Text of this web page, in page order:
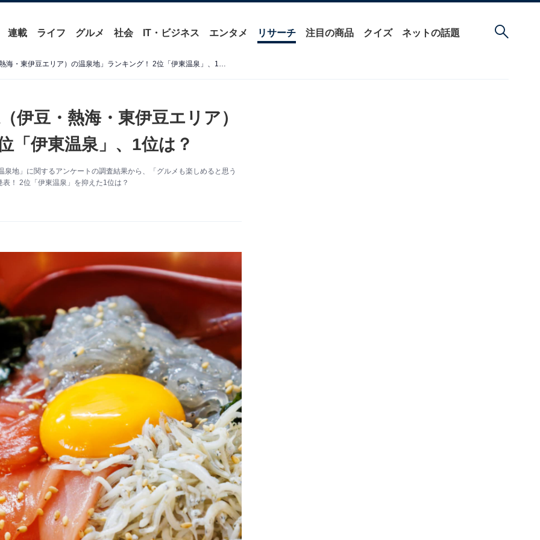
連載 ライフ グルメ 社会 IT・ビジネス エンタメ リサーチ 注目の商品 クイズ ネットの話題
グルメも楽しめる「静岡県（伊豆・熱海・東伊豆エリア）の温泉地」ランキング！ 2位「伊東温泉」、1位は？
伊豆・熱海・東伊豆エリア）
「伊東温泉」、1位は？
地」に関するアンケートの調査結果から、「グルメも楽しめると思う
！ 2位「伊東温泉」を抑えた1位は？